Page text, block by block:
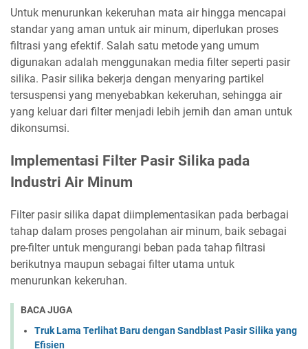
Untuk menurunkan kekeruhan mata air hingga mencapai
standar yang aman untuk air minum, diperlukan proses
filtrasi yang efektif. Salah satu metode yang umum
digunakan adalah menggunakan media filter seperti pasir
silika. Pasir silika bekerja dengan menyaring partikel
tersuspensi yang menyebabkan kekeruhan, sehingga air
yang keluar dari filter menjadi lebih jernih dan aman untuk
dikonsumsi.
Implementasi Filter Pasir Silika pada
Industri Air Minum
Filter pasir silika dapat diimplementasikan pada berbagai
tahap dalam proses pengolahan air minum, baik sebagai
pre-filter untuk mengurangi beban pada tahap filtrasi
berikutnya maupun sebagai filter utama untuk
menurunkan kekeruhan.
BACA JUGA
Truk Lama Terlihat Baru dengan Sandblast Pasir Silika yang
Efisien